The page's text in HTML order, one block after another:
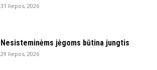
31 liepos, 2026
Nesisteminėms jėgoms būtina jungtis
29 liepos, 2026